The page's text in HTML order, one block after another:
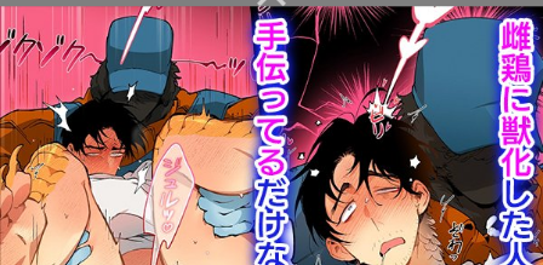
BLコレクション
他のサイトと比べて冊数はTOPレベル！どんどんお気に入り
作品を見つけて登録しよう！
CP Library
お好きなカップリングをお気に入り登録して1タップでラク
ラク読もう！